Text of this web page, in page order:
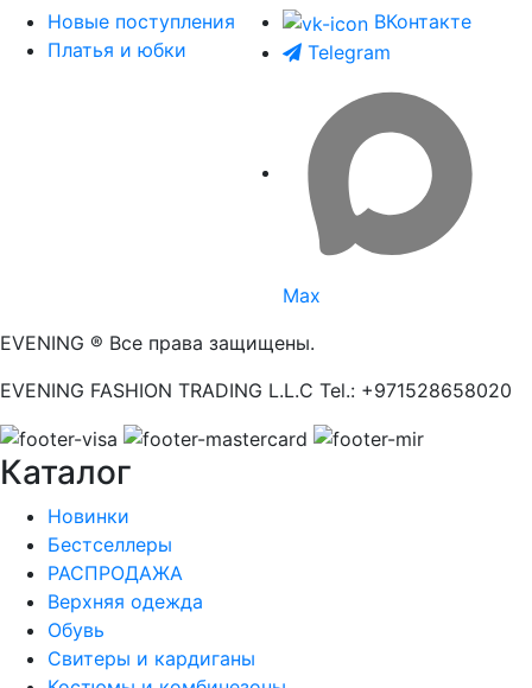
Новые поступления
Платья и юбки
ВКонтакте
Telegram
Max
EVENING ® Все права защищены.
EVENING FASHION TRADING L.L.C Tel.: +971528658020
Каталог
Новинки
Бестселлеры
РАСПРОДАЖА
Верхняя одежда
Обувь
Свитеры и кардиганы